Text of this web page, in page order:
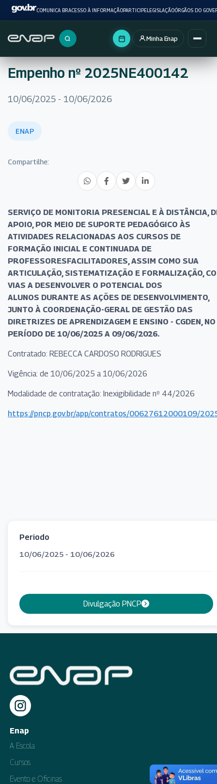
COMUNICA BRACESSO À INFORMAÇÃOPARTICIPELEGISLAÇÃOÓRGÃOS DO
Buscar no portal
Minha Enap
Empenho nº 2025NE400142
10/06/2025 - 10/06/2026
ENAP
Compartilhe:
SERVIÇO DE MONITORIA PRESENCIAL E À DISTÂNCIA,
APOIO, POR MEIO DE SUPORTE PEDAGÓGICO ÀS
ATIVIDADES RELACIONADAS AOS CURSOS DE
FORMAÇÃO INICIAL E CONTINUADA DE
PROFESSORESFACILITADORES, ASSIM COMO SUA
ARTICULAÇÃO, SISTEMATIZAÇÃO E FORMALIZAÇÃO,
VIAS A DESENVOLVER O POTENCIAL DOS
ALUNOS DURANTE AS AÇÕES DE DESENVOLVIMENTO,
JUNTO À COORDENAÇÃO-GERAL DE GESTÃO DAS
DIRETRIZES DE APRENDIZAGEM E ENSINO - CGDEN, NO
PERÍODO DE 10/06/2025 A 09/06/2026.
Contratado: REBECCA CARDOSO RODRIGUES
Vigência: de 10/06/2025 a 10/06/2026
Modalidade de contratação: Inexigibilidade nº 44/2026
https://pncp.gov.br/app/contratos/00627612000109/
Periodo
10/06/2025 - 10/06/2026
Divulgação PNCP
Enap
A Escola
Cursos
Evento e Oficinas